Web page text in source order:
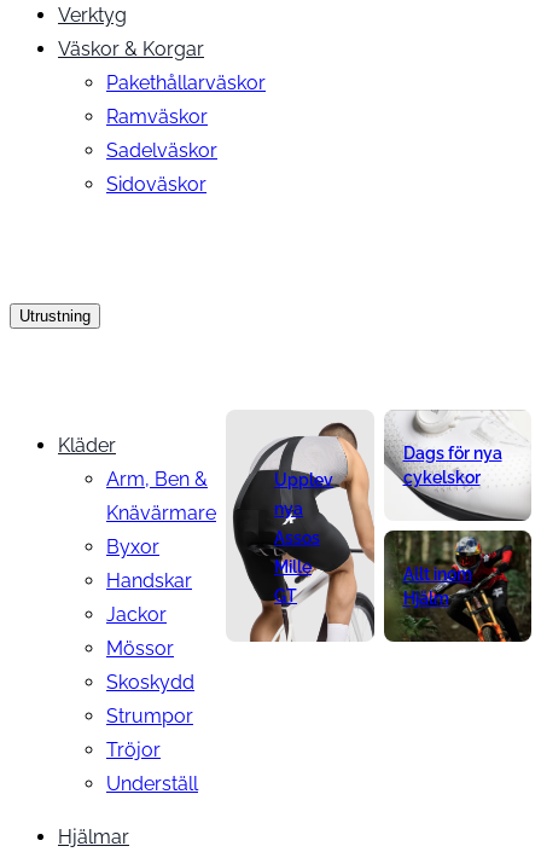
Verktyg
Väskor & Korgar
Pakethållarväskor
Ramväskor
Sadelväskor
Sidoväskor
Utrustning
Kläder
Arm, Ben &
Knävärmare
Byxor
Handskar
Jackor
Mössor
Skoskydd
Strumpor
Tröjor
Underställ
Hjälmar
Upplev
nya
Assos
Mille
GT
Dags för nya
cykelskor
Allt inom
Hjälm